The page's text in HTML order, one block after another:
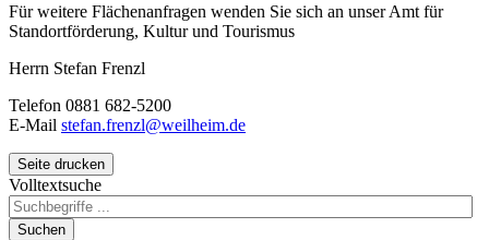
Für weitere Flächenanfragen wenden Sie sich an unser Amt für
Standortförderung, Kultur und Tourismus
Herrn Stefan Frenzl
Telefon 0881 682-5200
E-Mail stefan.frenzl@weilheim.de
Seite drucken
Volltextsuche
Suchen